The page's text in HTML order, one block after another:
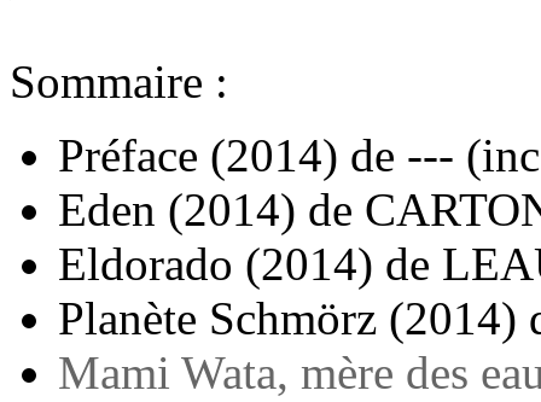
Sommaire :
Préface (2014) de ---
Eden (2014) de
Eldorado (2014) de
Planète Schmörz (2014)
Mami Wata, mère des